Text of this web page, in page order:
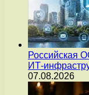
Российская
ИТ-
07.08.2026